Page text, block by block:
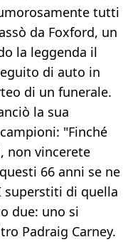
tutti
da Foxford, un
la leggenda il
di auto in
di un funerale.
la sua
"Finché
non vincerete
66 anni se ne
superstiti di quella
due: uno si
Padraig Carney.